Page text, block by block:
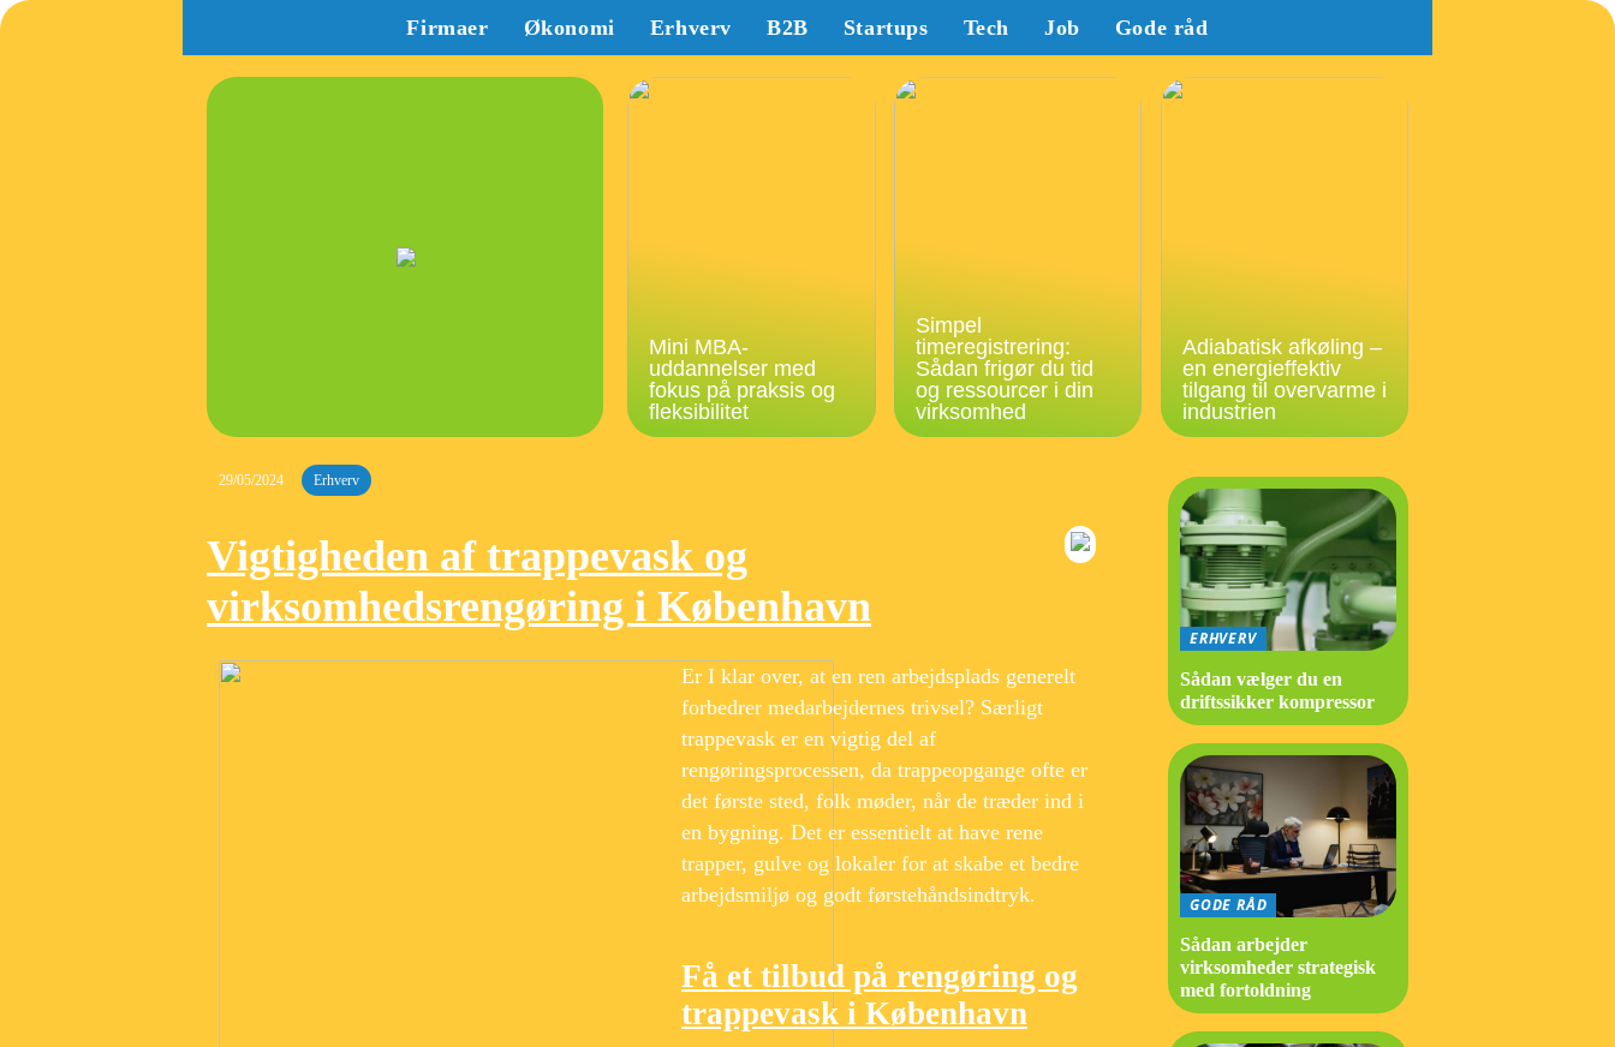
Firmaer Økonomi Erhverv B2B Startups Tech Job Gode råd
Mini MBA-
uddannelser med
fokus på praksis og
fleksibilitet
Simpel
timeregistrering:
Sådan frigør du tid
og ressourcer i din
virksomhed
Adiabatisk afkøling –
en energieffektiv
tilgang til overvarme i
industrien
29/05/2024 Erhverv
Vigtigheden af trappevask og
virksomhedsrengøring i København
Er I klar over, at en ren arbejdsplads generelt
forbedrer medarbejdernes trivsel? Særligt
trappevask er en vigtig del af
rengøringsprocessen, da trappeopgange ofte er
det første sted, folk møder, når de træder ind i
en bygning. Det er essentielt at have rene
trapper, gulve og lokaler for at skabe et bedre
arbejdsmiljø og godt førstehåndsindtryk.
Få et tilbud på rengøring og
trappevask i København
ERHVERV
Sådan vælger du en
driftssikker kompressor
GODE RÅD
Sådan arbejder
virksomheder strategisk
med fortoldning